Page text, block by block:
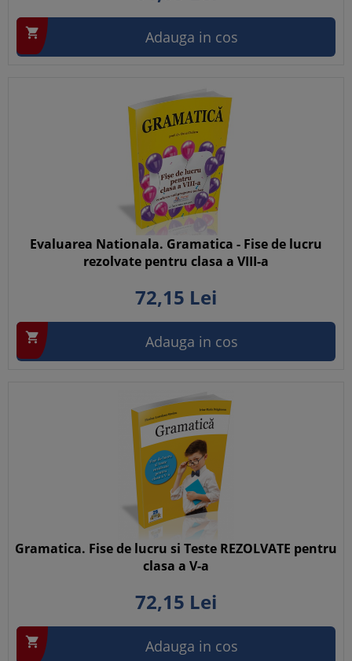
 Adauga in cos
Evaluarea Nationala. Gramatica - Fise de lucru
rezolvate pentru clasa a VIII-a
72,15 Lei
 Adauga in cos
Gramatica. Fise de lucru si Teste REZOLVATE pentru
clasa a V-a
72,15 Lei
 Adauga in cos